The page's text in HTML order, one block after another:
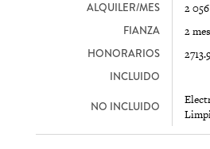
ALQUILER/MES 2
FIANZA 2
HONORARIOS
INCLUIDO
NO INCLUIDO